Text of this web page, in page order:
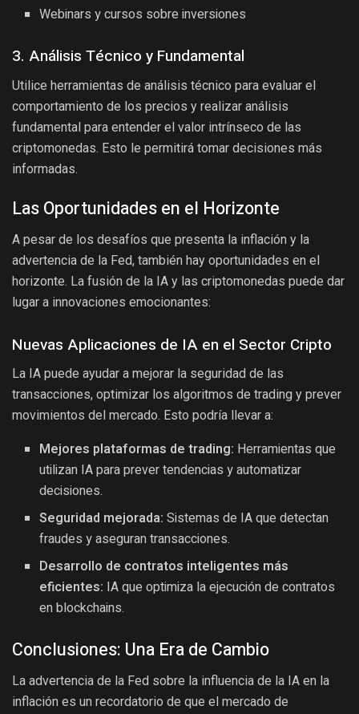
Webinars y cursos sobre inversiones
3. Análisis Técnico y Fundamental
Utilice herramientas de análisis técnico para evaluar el
comportamiento de los precios y realizar análisis
fundamental para entender el valor intrínseco de las
criptomonedas. Esto le permitirá tomar decisiones más
informadas.
Las Oportunidades en el Horizonte
A pesar de los desafíos que presenta la inflación y la
advertencia de la Fed, también hay oportunidades en el
horizonte. La fusión de la IA y las criptomonedas puede dar
lugar a innovaciones emocionantes:
Nuevas Aplicaciones de IA en el Sector Cripto
La IA puede ayudar a mejorar la seguridad de las
transacciones, optimizar los algoritmos de trading y prever
movimientos del mercado. Esto podría llevar a:
Mejores plataformas de trading: Herramientas que
utilizan IA para prever tendencias y automatizar
decisiones.
Seguridad mejorada: Sistemas de IA que detectan
fraudes y aseguran transacciones.
Desarrollo de contratos inteligentes más
eficientes: IA que optimiza la ejecución de contratos
en blockchains.
Conclusiones: Una Era de Cambio
La advertencia de la Fed sobre la influencia de la IA en la
inflación es un recordatorio de que el mercado de